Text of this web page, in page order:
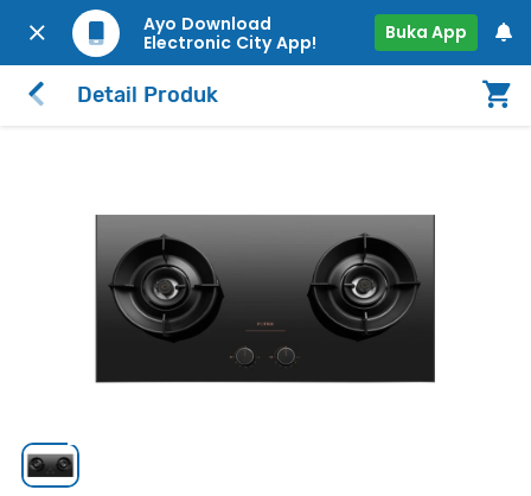
Ayo Download
Electronic City App!
Buka App
Detail Produk